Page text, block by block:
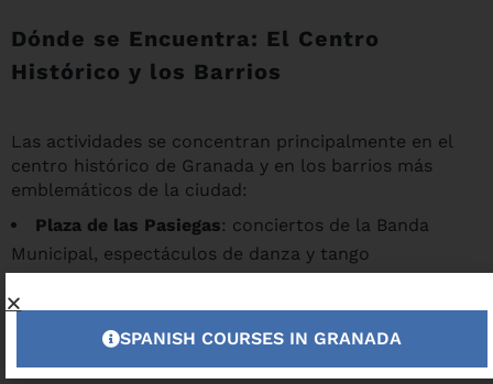
Dónde se Encuentra: El Centro
Histórico y los Barrios
Las actividades se concentran principalmente en el
centro histórico de Granada y en los barrios más
emblemáticos de la ciudad:
Plaza de las Pasiegas: conciertos de la Banda
Municipal, espectáculos de danza y tango
actuaciones corales, jazz y blues
Paseo del Salón: actividades familiares,
demostraciones de rescate y exposición de vehículos
SPANISH COURSES IN GRANADA